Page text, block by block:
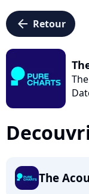
arrow_left Retour
The